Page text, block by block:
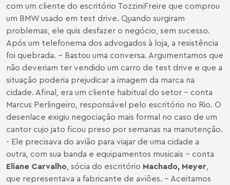
com um cliente do escritório TozziniFreire que comprou
um BMW usado em test drive. Quando surgiram
problemas, ele quis desfazer o negócio, sem sucesso.
Após um telefonema dos advogados à loja, a resistência
foi quebrada. - Bastou uma conversa. Argumentamos que
não deveriam ter vendido um carro de test drive e que a
situação poderia prejudicar a imagem da marca na
cidade. Afinal, era um cliente habitual do setor - conta
Marcus Perlingeiro, responsável pelo escritório no Rio. O
desenlace exigiu negociação mais formal no caso de um
cantor cujo jato ficou preso por semanas na manutenção.
- Ele precisava do avião para viajar de uma cidade a
outra, com sua banda e equipamentos musicais - conta
Eliane Carvalho, sócia do escritório Machado, Meyer,
que representava a fabricante de aviões. - Aceitamos